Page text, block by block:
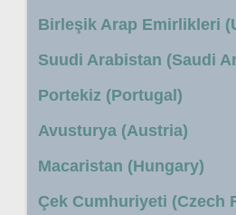
Birleşik Arap Emirlikleri
Suudi Arabistan (Saudi
Portekiz (Portugal)
Avusturya (Austria)
Macaristan (Hungary)
Çek Cumhuriyeti (Czech